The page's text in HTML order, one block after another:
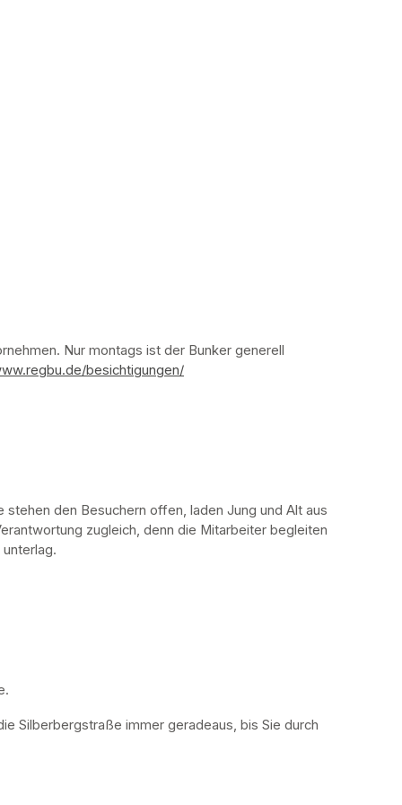
Nur montags ist der Bunker generell
besichtigungen/
den Besuchern offen, laden Jung und Alt aus
zugleich, denn die Mitarbeiter begleiten
Silberbergstraße immer geradeaus, bis Sie durch